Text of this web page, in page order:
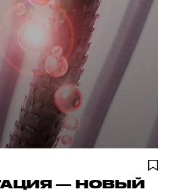
— НОВЫЙ